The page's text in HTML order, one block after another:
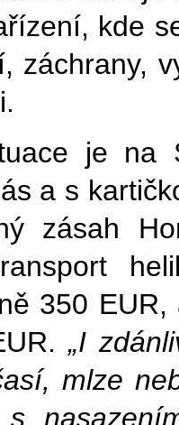
kde
záchrany,
je na
a s
zásah
350
„I
mlze
s